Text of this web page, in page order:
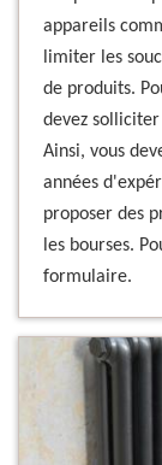
appareils
limiter les
de produits.
devez
Ainsi, vous
années
proposer des
les bourses.
formulaire.